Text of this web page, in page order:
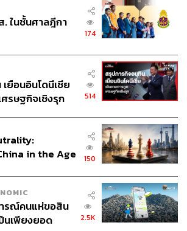
เข้ากับเพื่อนที่โรงเรียนไม่ได้ เพราะเรียน
ง เขาก็เลือกใช้เวลาไปกับการปีนเขาโดย
งเขาอย่างไร พอโตขึ้นมาอีกหน่อยก็ยอม
อดรถของซูเปอร์มาร์เก็ต (ทุกวันนี้ก็ยัง
นส่วนใหญ่) มีเงินกินอาหารมื้อละไม่เกิน
องสามารถทำในสิ่งที่เขารักได้ต่อไป
. ในชั้นศาลฎีกา
174
ยือนอินโดนีเซีย
รษฐกิจเชิงรุก
514
in the Age
150
ารณ์คนแห่ขอสิน
นเพียงยอด
2.5K